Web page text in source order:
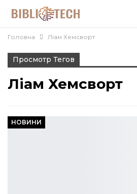
Головна Ліам Хемсворт
Просмотр Тегов
Ліам Хемсворт
НОВИНИ